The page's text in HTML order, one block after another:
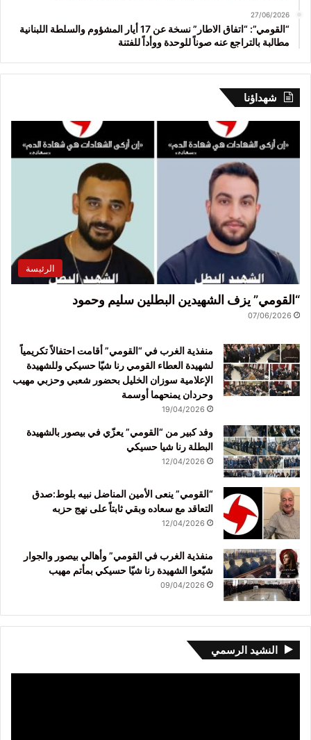
27/06/2026
“القومي”: “اتفاق الاطار” نسخة عن 17 أيار المشؤوم والسلطة اللبنانية
مطالبة بالتراجع عنه صوناً للوحدة ووأداً للفتنة
شهداؤنا
الرئيسة
“القومي” يزف الشهيدين البطلين سليم وحمود
07/06/2026
منفذية الغرب في “القومي” أقامت احتفالاً تكريمياً
لشهيدة العطاء القومي رنا شيّا حسيكي وللشهيدة
الإعلامية سوزان الخليل بحضور شعبي وحزبي مهيب
وحردان يمنحهما أوسمة
19/04/2026
وفد كبير من “القومي” يعزّي في بيصور بالشهيدة
البطلة رنا شيا حسيكي
12/04/2026
“القومي” ينعى الأمين المناضل نبيه بلوط:صدق
التعاقد مع سعاده وبقي ثابتاً على نهج حزبه
12/04/2026
منفذية الغرب في القومي” وأهالي بيصور والجوار
شيّعوا الشهيدة رنا شيّا حسيكي بمأتم مهيب
09/04/2026
النشيد الرسمي